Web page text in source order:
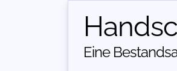
Eine